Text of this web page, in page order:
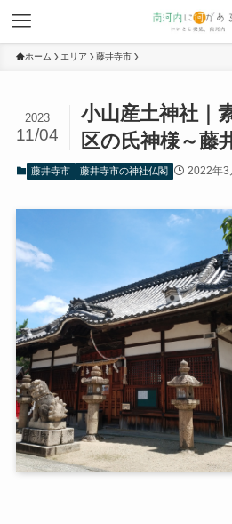
ホーム エリア 藤井寺市
小山産土神社｜
区の氏神様～藤
2023
11/04
藤井寺市 藤井寺市の神社仏閣 2022年3